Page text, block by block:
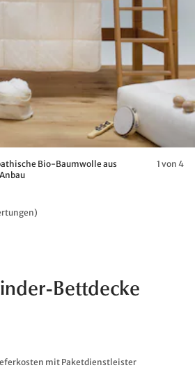
Bio-Baumwolle aus
1 von 4
)
Bettdecke
mit Paketdienstleister